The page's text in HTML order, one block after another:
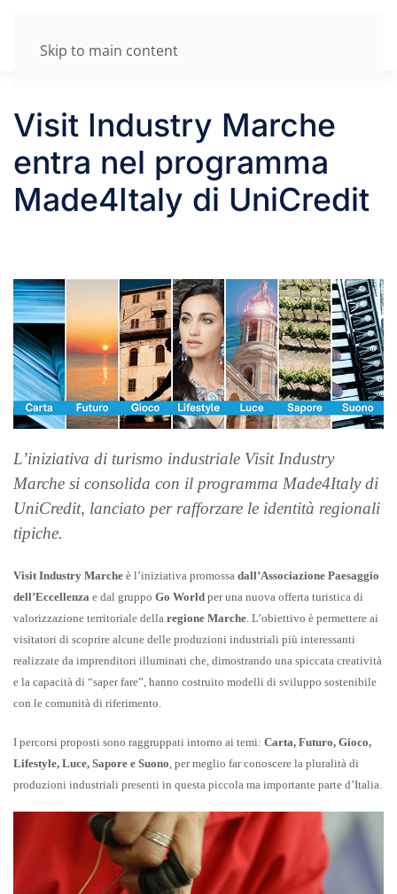
Skip to main content
Visit Industry Marche
entra nel programma
Made4Italy di UniCredit
L’iniziativa di turismo industriale Visit Industry
Marche si consolida con il programma Made4Italy di
UniCredit, lanciato per rafforzare le identità regionali
tipiche.
Visit Industry Marche è l’iniziativa promossa dall’Associazione Paesaggio
dell’Eccellenza e dal gruppo Go World per una nuova offerta turistica di
valorizzazione territoriale della regione Marche. L’obiettivo è permettere ai
visitatori di scoprire alcune delle produzioni industriali più interessanti
realizzate da imprenditori illuminati che, dimostrando una spiccata creatività
e la capacità di “saper fare”, hanno costruito modelli di sviluppo sostenibile
con le comunità di riferimento.
I percorsi proposti sono raggruppati intorno ai temi: Carta, Futuro, Gioco,
Lifestyle, Luce, Sapore e Suono, per meglio far conoscere la pluralità di
produzioni industriali presenti in questa piccola ma importante parte d’Italia.